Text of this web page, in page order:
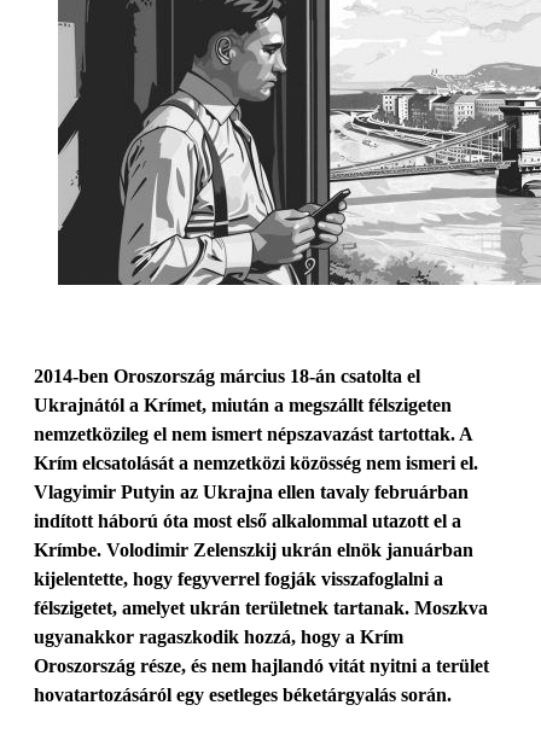
2014-ben Oroszország március 18-án csatolta el
Ukrajnától a Krímet, miután a megszállt félszigeten
nemzetközileg el nem ismert népszavazást tartottak. A
Krím elcsatolását a nemzetközi közösség nem ismeri el.
Vlagyimir Putyin az Ukrajna ellen tavaly februárban
indított háború óta most első alkalommal utazott el a
Krímbe. Volodimir Zelenszkij ukrán elnök januárban
kijelentette, hogy fegyverrel fogják visszafoglalni a
félszigetet, amelyet ukrán területnek tartanak. Moszkva
ugyanakkor ragaszkodik hozzá, hogy a Krím
Oroszország része, és nem hajlandó vitát nyitni a terület
hovatartozásáról egy esetleges béketárgyalás során.